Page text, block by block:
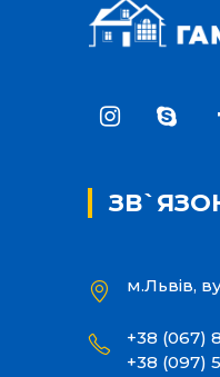
м.Львів,
+38 (067)
+38 (097)